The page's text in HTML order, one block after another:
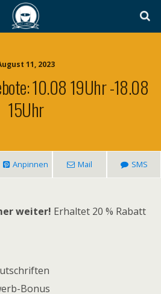
11, 2023
10.08 19Uhr -18.08
15Uhr
Anpinnen Mail SMS
weiter! Erhaltet 20 % Rabatt
Bonus